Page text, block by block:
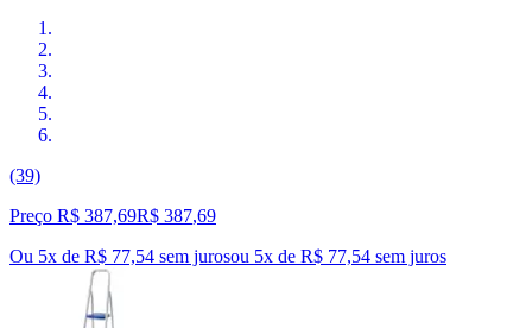
(39)
Preço R$ 387,69R$ 387,69
Ou 5x de R$ 77,54 sem jurosou 5x de R$ 77,54 sem juros